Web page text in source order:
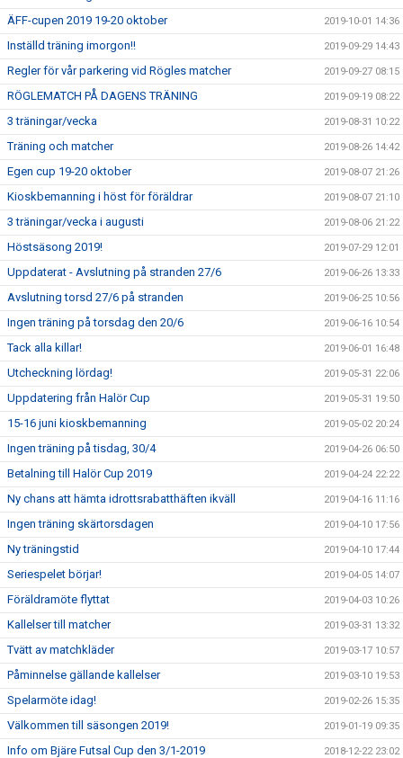
ÄFF-cupen 2019 19-20 oktober 2019-10-01 14:36
Inställd träning imorgon!! 2019-09-29 14:43
Regler för vår parkering vid Rögles matcher 2019-09-27 08:15
RÖGLEMATCH PÅ DAGENS TRÄNING 2019-09-19 08:22
3 träningar/vecka 2019-08-31 10:22
Träning och matcher 2019-08-26 14:42
Egen cup 19-20 oktober 2019-08-07 21:26
Kioskbemanning i höst för föräldrar 2019-08-07 21:10
3 träningar/vecka i augusti 2019-08-06 21:22
Höstsäsong 2019! 2019-07-29 12:01
Uppdaterat - Avslutning på stranden 27/6 2019-06-26 13:33
Avslutning torsd 27/6 på stranden 2019-06-25 10:56
Ingen träning på torsdag den 20/6 2019-06-16 10:54
Tack alla killar! 2019-06-01 16:48
Utcheckning lördag! 2019-05-31 22:06
Uppdatering från Halör Cup 2019-05-31 19:50
15-16 juni kioskbemanning 2019-05-02 20:24
Ingen träning på tisdag, 30/4 2019-04-26 06:50
Betalning till Halör Cup 2019 2019-04-24 22:22
Ny chans att hämta idrottsrabatthäften ikväll 2019-04-16 11:16
Ingen träning skärtorsdagen 2019-04-10 17:56
Ny träningstid 2019-04-10 17:44
Seriespelet börjar! 2019-04-05 14:07
Föräldramöte flyttat 2019-04-03 10:26
Kallelser till matcher 2019-03-31 13:32
Tvätt av matchkläder 2019-03-17 10:57
Påminnelse gällande kallelser 2019-03-10 19:53
Spelarmöte idag! 2019-02-26 15:35
Välkommen till säsongen 2019! 2019-01-19 09:35
Info om Bjäre Futsal Cup den 3/1-2019 2018-12-22 23:02